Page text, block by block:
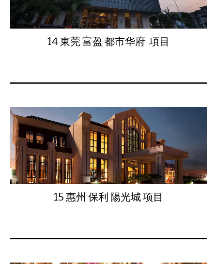
14 東莞 富盈 都市华府 項目
15 惠州 保利 陽光城 项目